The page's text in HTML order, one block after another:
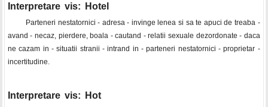
Interpretare vis: Hotel
Parteneri nestatornici - adresa - invinge lenea si sa te apuci de treaba -
avand - necaz, pierdere, boala - cautand - relatii sexuale dezordonate - daca
ne cazam in - situatii stranii - intrand in - parteneri nestatornici - proprietar -
incertitudine.
Interpretare vis: Hot